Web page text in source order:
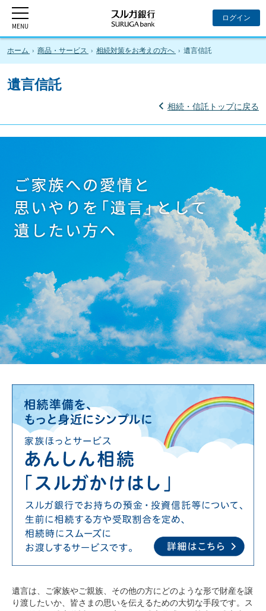
ホーム 商品・サービス 相続対策をお考えの方へ 遺言信託
遺言信託
相続・信託トップに戻る
遺言は、ご家族やご親族、その他の方にどのような形で財産を譲
り渡したいか、皆さまの思いを伝えるための大切な手段です。ス